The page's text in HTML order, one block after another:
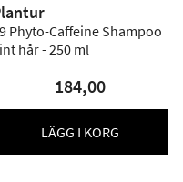
Phyto-Caffeine Shampoo
hår - 250 ml
184,00
LÄGG I KORG